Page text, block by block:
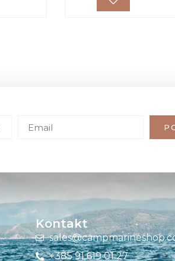
Kontakt
+385 91 619 01 27